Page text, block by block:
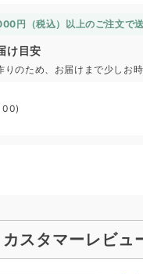
円（税込）以上のご注文で
け目安
りのため、お届けまで少しお
カスタマーレビュ